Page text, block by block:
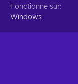
Fonctionne sur
Windows